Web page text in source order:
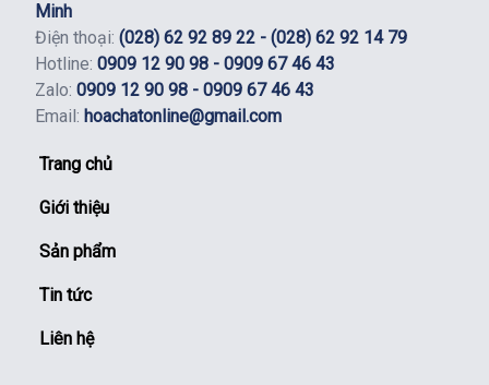
Minh
Điện thoại: (028) 62 92 89 22 - (028) 62 92 14 79
Hotline: 0909 12 90 98 - 0909 67 46 43
Zalo: 0909 12 90 98 - 0909 67 46 43
Email: hoachatonline@gmail.com
Trang chủ
Giới thiệu
Sản phẩm
Tin tức
Liên hệ